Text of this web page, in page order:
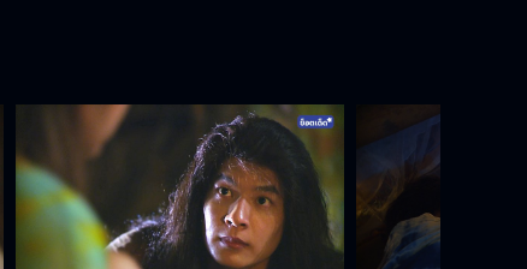
เจ้าหญิงเป็นเด็กดีมากเลยครับ